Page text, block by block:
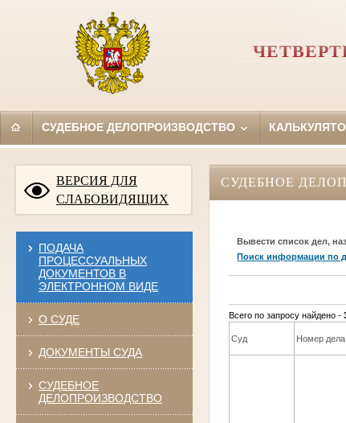
СУДЕБНОЕ ДЕЛОПРОИЗВОДСТВО
ВЕРСИЯ ДЛЯ
СЛАБОВИДЯЩИХ
ПОДАЧА
ПРОЦЕССУАЛЬНЫХ
ДОКУМЕНТОВ В
ЭЛЕКТРОННОМ ВИДЕ
О СУДЕ
ДОКУМЕНТЫ СУДА
СУДЕБНОЕ
ДЕЛОПРОИЗВОДСТВО
СУДЕБНОЕ
Вывести список дел,
Поиск информации по
Всего по запросу найдено -
Суд Номер дела